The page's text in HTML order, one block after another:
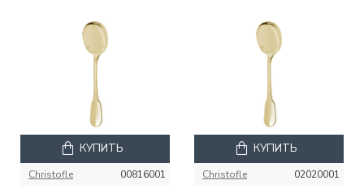
Christofle 00816001
КУПИТЬ
Christofle 02020001
КУПИТЬ